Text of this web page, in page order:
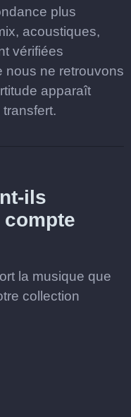
plus
acoustiques,
vérifiées
nous ne retrouvons
apparaît
ils
la musique que
collection